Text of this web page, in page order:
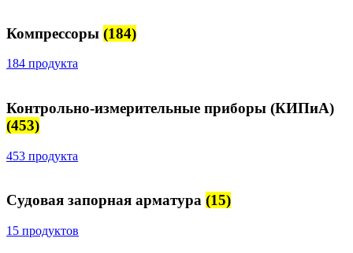
Компрессоры (184)
184 продукта
Контрольно-измерительные приборы (КИПиА)
(453)
453 продукта
Судовая запорная арматура (15)
15 продуктов